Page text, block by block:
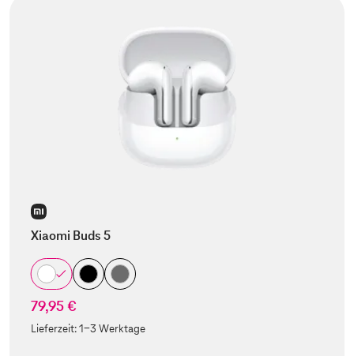
Xiaomi Buds 5
79,95 €
Lieferzeit:1-3 Werktage